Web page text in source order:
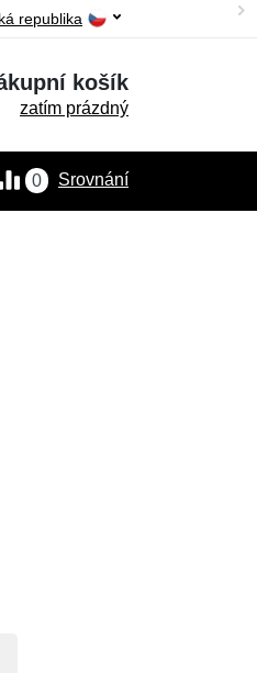
republika
košík
zatím prázdný
0 Srovnání